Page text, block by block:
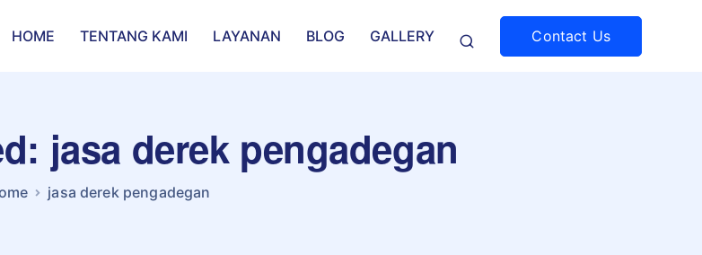
HOME TENTANG KAMI LAYANAN BLOG GALLERY Contact Us
jasa derek pengadegan
jasa derek pengadegan